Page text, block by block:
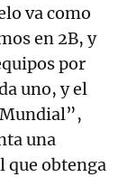
va como
en 2B, y
por
uno, y el
una
que obtenga